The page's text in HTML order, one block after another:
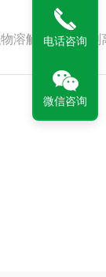
溶解、脱落或剥
电话咨询
微信咨询